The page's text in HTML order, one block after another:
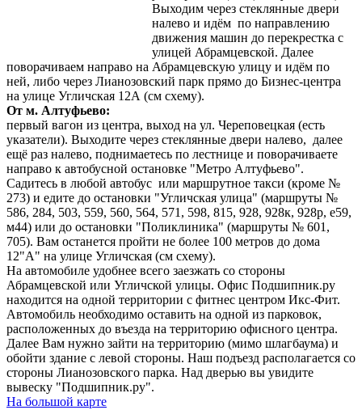
Выходим через стеклянные двери
налево и идём по направлению
движения машин до перекрестка с
улицей Абрамцевской. Далее
поворачиваем направо на Абрамцевскую улицу и идём по
ней, либо через Лианозовский парк прямо до Бизнес-центра
на улице Угличская 12А (см схему).
От м. Алтуфьево:
первый вагон из центра, выход на ул. Череповецкая (есть
указатели). Выходите через стеклянные двери налево, далее
ещё раз налево, поднимаетесь по лестнице и поворачиваете
направо к автобусной остановке "Метро Алтуфьево".
Садитесь в любой автобус или маршрутное такси (кроме №
273) и едите до остановки "Угличская улица" (маршруты №
586, 284, 503, 559, 560, 564, 571, 598, 815, 928, 928к, 928р, e59,
м44) или до остановки "Поликлиника" (маршруты № 601,
705). Вам останется пройти не более 100 метров до дома
12"А" на улице Угличская (см схему).
На автомобиле удобнее всего заезжать со стороны
Абрамцевской или Угличской улицы. Офис Подшипник.ру
находится на одной территории с фитнес центром Икс-Фит.
Автомобиль необходимо оставить на одной из парковок,
расположенных до въезда на территорию офисного центра.
Далее Вам нужно зайти на территорию (мимо шлагбаума) и
обойти здание с левой стороны. Наш подъезд располагается со
стороны Лианозовского парка. Над дверью вы увидите
вывеску "Подшипник.ру".
На большой карте